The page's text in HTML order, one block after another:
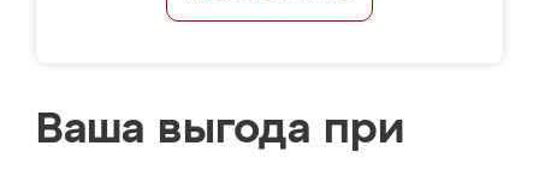
Ваша выгода при